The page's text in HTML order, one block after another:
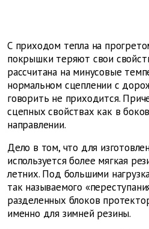
С приходом тепла на
покрышки теряют свои
рассчитана на минусовые
нормальном сцеплении с
говорить не приходится.
сцепных свойствах как в
направлении.
Дело в том, что для
используется более мягкая
летних. Под большими
так называемого
разделенных блоков
именно для зимней резины.